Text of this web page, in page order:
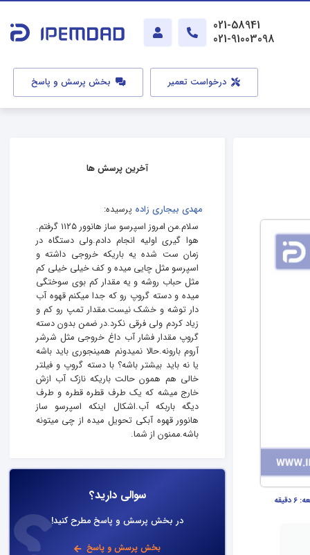
021-58941
021-91003098
درخواست تعمیر بخش پرسش و پاسخ
6 دقیقه
آخرین پرسش ها
مهدی بیجاری زاده پرسیده:
سلام.من امروز اسپرسو ساز هانوور ۱۱۲۵ گرفتم.
هوا گیری اولیه انجام دادم.ولی دستگاه در
زمان ست شده یه باریکه خروجی داشته و
اسپرسو مثل چایی میده و کف خیلی خیلی کم
مثل حباب روشه و یه مقدار کم بوی سوختگی
میده و دسته گروپ رو که جدا میکنم قهوه آب
دار توشه و خشک نیست.مقدار تمپ رو کم و
زیاد کردم ولی فرقی نکرد.در ضمن بدون دسته
گروپ مقدار فشار آب داغ خروجی مثل شرشر
آروم بارونه.حالا نمیدونم همینجوری باید باشه
یا نه باید بیشتر باشه؟ با دسته گروپ و فیلتر
خالی هم همون حالت باریکه نازک آب ازش
خارج میشه که یک طرف قطره قطره و طرف
دیگه باربکه آب.اشکال اینکه اسپرسو ساز
هانوور قهوه آبکی تحویل میده از چی میتونه
باشه.ممنون از شما.
سوالی دارید؟
در بخش پرسش و پاسخ مطرح کنید!
بخش پرسش و پاسخ